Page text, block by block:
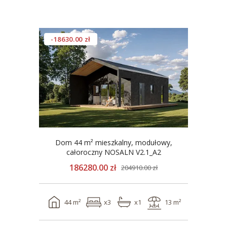
-18630.00 zł
Dom 44 m² mieszkalny, modułowy,
całoroczny NOSALN V2.1_A2
186280.00 zł 204910.00 zł
44 m² x3 x1 13 m²